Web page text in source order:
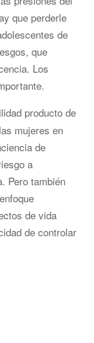
que perderle
de
que
Los
producto de
mujeres en
de
a
Pero también
de vida
de controlar